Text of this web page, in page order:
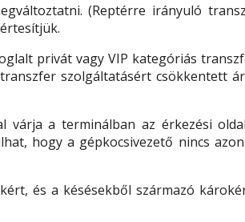
(Reptérre irányuló
privát vagy VIP kategóriás
szolgáltatásért csökkentett
várja a terminálban az érkezési
hogy a gépkocsivezető nincs
és a késésekből származó